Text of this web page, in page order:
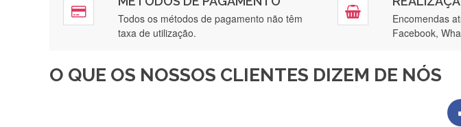
Todos os métodos de pagamento não têm
taxa de utilização.
Encomendas
Facebook,
O QUE OS NOSSOS CLIENTES DIZEM DE NÓS
Recebi a minha encomenda, rápida entrega e vinha muito